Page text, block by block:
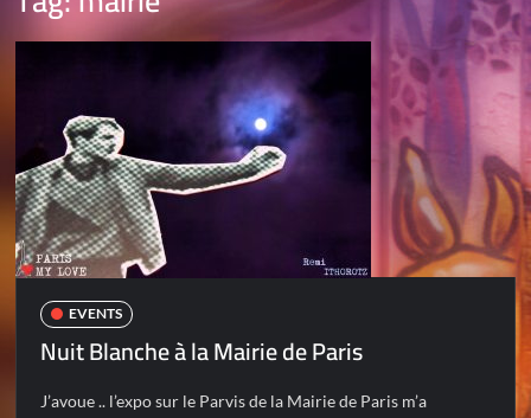
EVENTS
Nuit Blanche à la Mairie de Paris
J’avoue .. l’expo sur le Parvis de la Mairie de Paris m’a